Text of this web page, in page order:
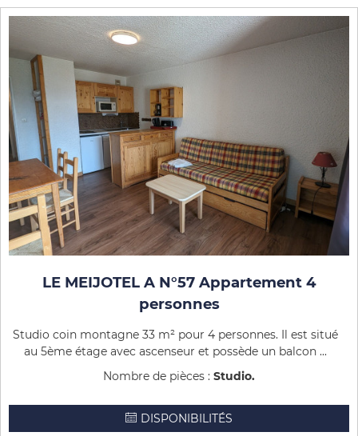
LE MEIJOTEL A N°57 Appartement 4
personnes
Studio coin montagne 33 m² pour 4 personnes. Il est situé
au 5ème étage avec ascenseur et possède un balcon ...
Nombre de pièces : Studio
DISPONIBILITÉS